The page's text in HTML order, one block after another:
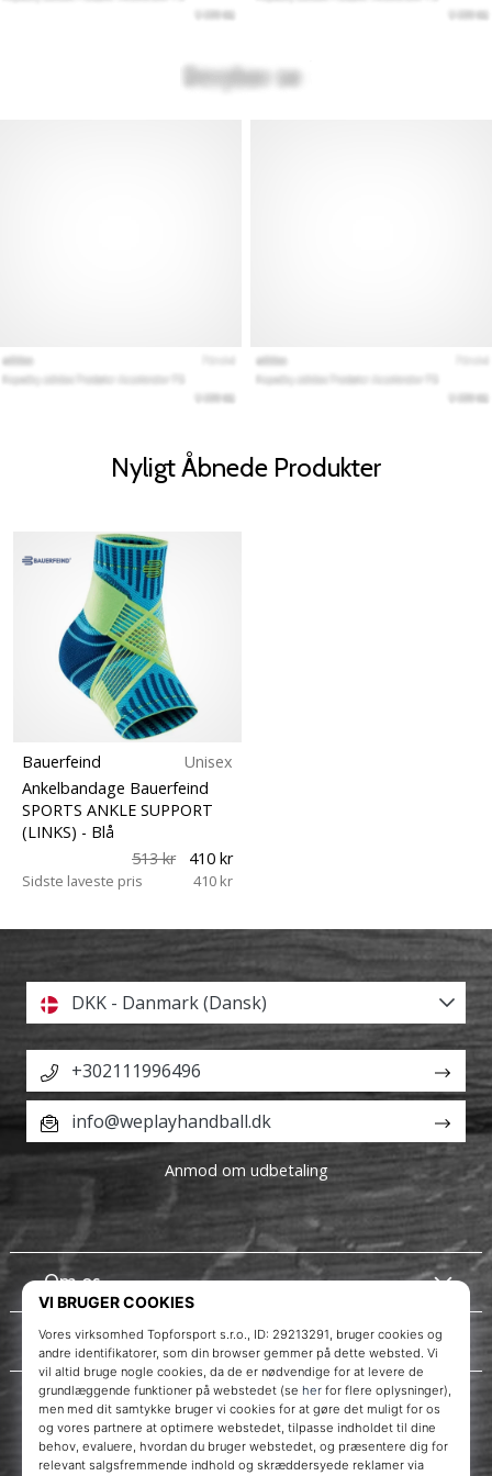
Nyligt Åbnede Produkter
Bauerfeind
Unisex
Ankelbandage Bauerfeind
SPORTS ANKLE SUPPORT
(LINKS) - Blå
513 kr
410 kr
Sidste laveste pris 410 kr
Om os
Kundeservice
DKK - Danmark (Dansk)
+302111996496
info@weplayhandball.dk
Anmod om udbetaling